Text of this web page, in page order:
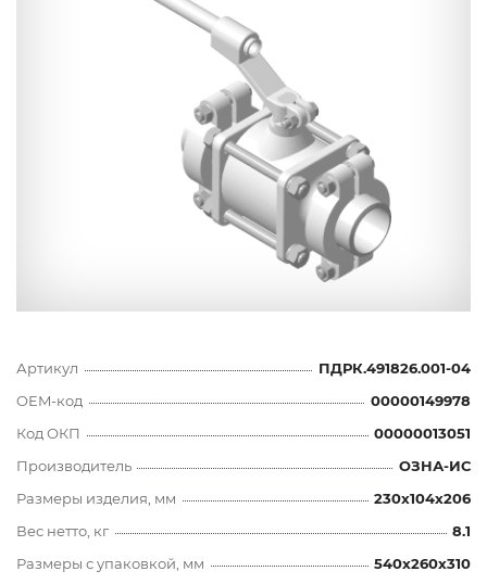
Артикул
ПДРК.491826.001-04
OEM-код
00000149978
Код ОКП
00000013051
Производитель
ОЗНА-ИС
Размеры изделия, мм
230x104x206
Вес нетто, кг
8.1
Размеры с упаковкой, мм
540x260x310